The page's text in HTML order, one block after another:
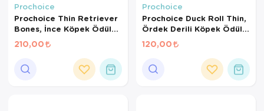
Prochoice
Prochoice Thin Retriever
Bones, İnce Köpek Ödül
Kemiği 6 parça
210,00
Prochoice
Prochoice Duck Roll Thin,
Ördek Derili Köpek Ödül
Çubuğu 2 parça
120,00